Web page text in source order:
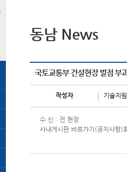
동남 News
국토교통부 건설현장 벌점 부
작성자 기술지
수 신 : 전 현장
사내게시판 바로가기(공지사항)